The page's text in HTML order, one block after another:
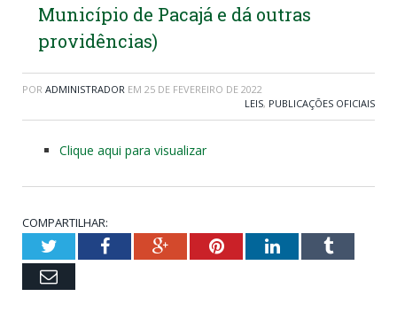
Município de Pacajá e dá outras
providências)
POR ADMINISTRADOR EM 25 DE FEVEREIRO DE 2022
LEIS, PUBLICAÇÕES OFICIAIS
Clique aqui para visualizar
COMPARTILHAR:
TwitterFacebookGoogle+PinterestLinkedInTumblr
Email